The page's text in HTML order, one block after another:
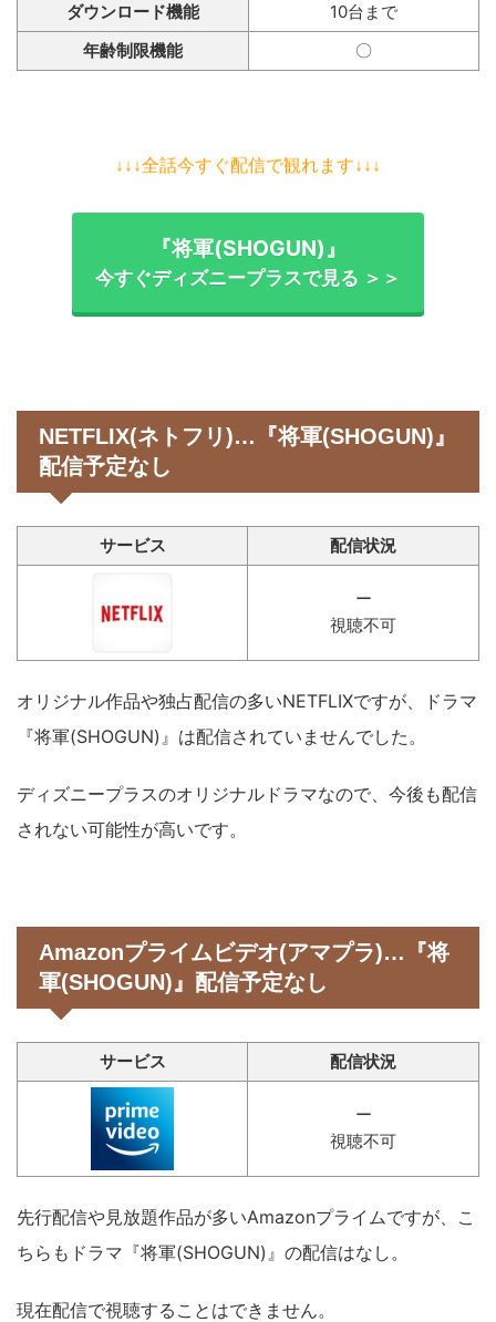
ダウンロード機能
10台まで
年齢制限機能
〇
↓↓↓全話今すぐ配信で観れます↓↓↓
『将軍(SHOGUN)』
今すぐディズニープラスで見る ＞＞
NETFLIX(ネトフリ)…『将軍(SHOGUN)』
配信予定なし
サービス 配信状況
ー
視聴不可
オリジナル作品や独占配信の多いNETFLIXですが、ドラマ
『将軍(SHOGUN)』は配信されていませんでした。
ディズニープラスのオリジナルドラマなので、今後も配信
されない可能性が高いです。
Amazonプライムビデオ(アマプラ)…『将
軍(SHOGUN)』配信予定なし
サービス 配信状況
ー
視聴不可
先行配信や見放題作品が多いAmazonプライムですが、こ
ちらもドラマ『将軍(SHOGUN)』の配信はなし。
現在配信で視聴することはできません。